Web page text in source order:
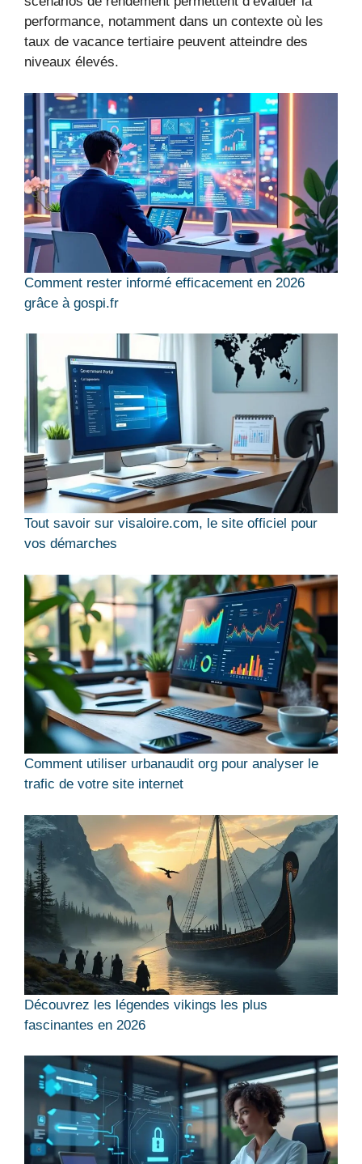
performance, notamment dans un contexte où les
taux de vacance tertiaire peuvent atteindre des
niveaux élevés.
Comment rester informé efficacement en 2026
grâce à gospi.fr
Tout savoir sur visaloire.com, le site officiel pour
vos démarches
Comment utiliser urbanaudit org pour analyser le
trafic de votre site internet
Découvrez les légendes vikings les plus
fascinantes en 2026